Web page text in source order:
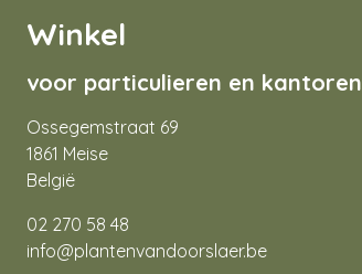
Winkel
voor particulieren en kantoren
Ossegemstraat 69
1861 Meise
België
02 270 58 48
info@plantenvandoorslaer.be